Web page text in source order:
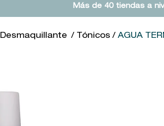
Más de 40 tiendas a
Desmaquillante Tónicos AGUA
3.
cleanance
4.
giftset